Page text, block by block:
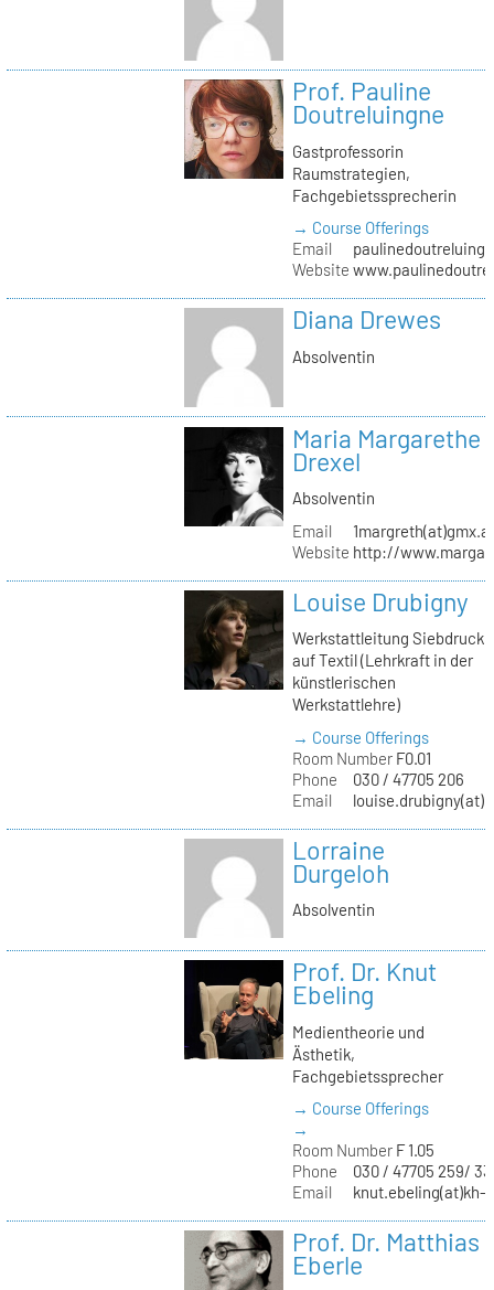
Prof. Pauline
Doutreluingne
Gastprofessorin
Raumstrategien,
Fachgebietssprecherin
→ Course Offerings
Email
Website
Diana Drewes
Absolventin
Maria Margarethe
Drexel
Absolventin
Email
Website http://
Louise Drubigny
Werkstattleitung Siebdruck
auf Textil (Lehrkraft in der
künstlerischen
Werkstattlehre)
→ Course Offerings
Room NumberF0.01
Phone
030 / 47705 206
Email
Lorraine
Durgeloh
Absolventin
Prof. Dr. Knut
Ebeling
Medientheorie und
Ästhetik,
Fachgebietssprecher
→ Course Offerings
→
Room NumberF 1.05
Phone
030 / 47705 259/
Email
knut.ebeling(at)kh-
Prof. Dr. Matthias
Eberle